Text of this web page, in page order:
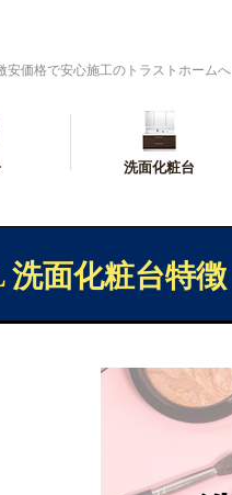
安価格で安心施工のトラストホームへ
洗面化粧台
面化粧台特徴